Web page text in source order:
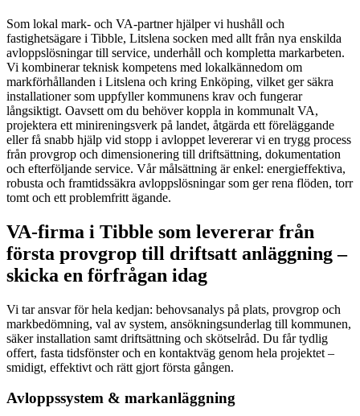
Som lokal mark- och VA-partner hjälper vi hushåll och
fastighetsägare i Tibble, Litslena socken med allt från nya enskilda
avloppslösningar till service, underhåll och kompletta markarbeten.
Vi kombinerar teknisk kompetens med lokalkännedom om
markförhållanden i Litslena och kring Enköping, vilket ger säkra
installationer som uppfyller kommunens krav och fungerar
långsiktigt. Oavsett om du behöver koppla in kommunalt VA,
projektera ett minireningsverk på landet, åtgärda ett föreläggande
eller få snabb hjälp vid stopp i avloppet levererar vi en trygg process
från provgrop och dimensionering till driftsättning, dokumentation
och efterföljande service. Vår målsättning är enkel: energieffektiva,
robusta och framtidssäkra avloppslösningar som ger rena flöden, torr
tomt och ett problemfritt ägande.
VA-firma i Tibble som levererar från
första provgrop till driftsatt anläggning –
skicka en förfrågan idag
Vi tar ansvar för hela kedjan: behovsanalys på plats, provgrop och
markbedömning, val av system, ansökningsunderlag till kommunen,
säker installation samt driftsättning och skötselråd. Du får tydlig
offert, fasta tidsfönster och en kontaktväg genom hela projektet –
smidigt, effektivt och rätt gjort första gången.
Avloppssystem & markanläggning